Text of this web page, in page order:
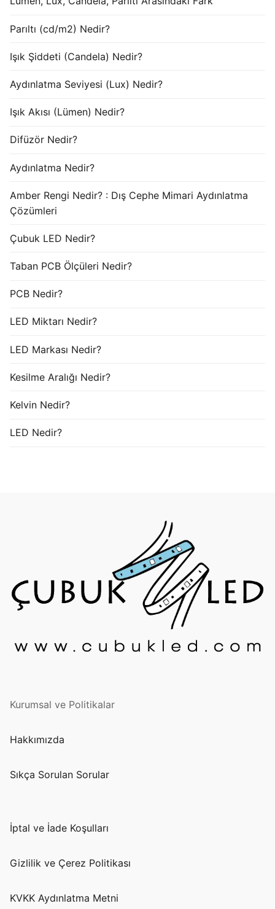
Parıltı (cd/m2) Nedir?
Işık Şiddeti (Candela) Nedir?
Aydınlatma Seviyesi (Lux) Nedir?
Işık Akısı (Lümen) Nedir?
Difüzör Nedir?
Aydınlatma Nedir?
Amber Rengi Nedir? : Dış Cephe Mimari Aydınlatma
Çözümleri
Çubuk LED Nedir?
Taban PCB Ölçüleri Nedir?
PCB Nedir?
LED Miktarı Nedir?
LED Markası Nedir?
Kesilme Aralığı Nedir?
Kelvin Nedir?
LED Nedir?
Kurumsal ve Politikalar
Hakkımızda
Sıkça Sorulan Sorular
İptal ve İade Koşulları
Gizlilik ve Çerez Politikası
KVKK Aydınlatma Metni